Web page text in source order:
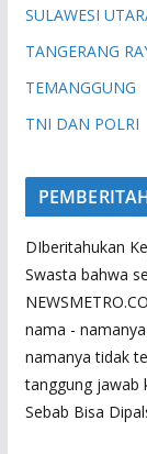
SULAWESI
TANGERANG
TEMANGGUNG
TNI DAN POLRI
DIberitahukan
Swasta bahwa
nama -
namanya tidak
tanggung jawab
Sebab Bisa